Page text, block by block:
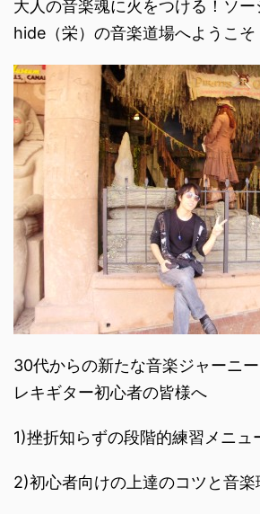
大人の音楽魂に火をつける！ソ
hide（栄）の音楽道場へようこそ
30代からの新たな音楽ジャーニ
レキギター初心者の皆様へ
1)挫折知らずの段階的練習メニュ
2)初心者向けの上達のコツと音楽